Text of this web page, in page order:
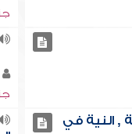
, النية في